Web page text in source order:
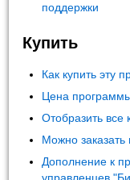
поддержки
Купить
Как купить эту
Цена
Отобразить все
Можно заказать
Дополнение к